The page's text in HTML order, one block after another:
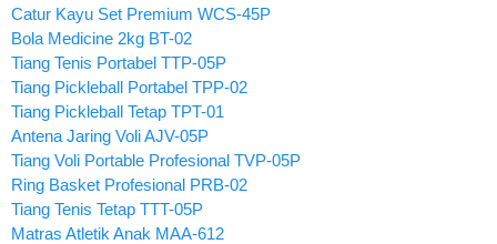
Catur Kayu Set Premium WCS-45P
Bola Medicine 2kg BT-02
Tiang Tenis Portabel TTP-05P
Tiang Pickleball Portabel TPP-02
Tiang Pickleball Tetap TPT-01
Antena Jaring Voli AJV-05P
Tiang Voli Portable Profesional TVP-05P
Ring Basket Profesional PRB-02
Tiang Tenis Tetap TTT-05P
Matras Atletik Anak MAA-612